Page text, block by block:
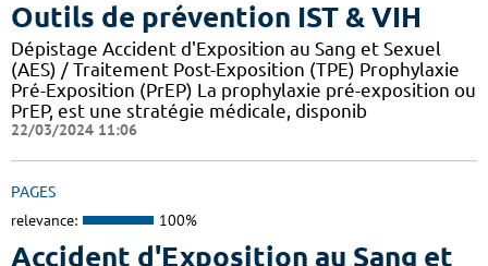
Outils de prévention IST & VIH
Dépistage Accident d'Exposition au Sang et Sexuel
(AES) / Traitement Post-Exposition (TPE) Prophylaxie
Pré-Exposition (PrEP) La prophylaxie pré-exposition ou
PrEP, est une stratégie médicale, disponib
22/03/2024 11:06
PAGES
relevance: 100%
Accident d'Exposition au Sang et